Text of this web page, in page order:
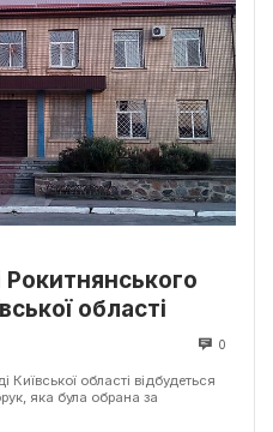
Рокитнянського
області
0
області відбудеться
яка була обрана за